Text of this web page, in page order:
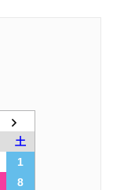
土
1
8